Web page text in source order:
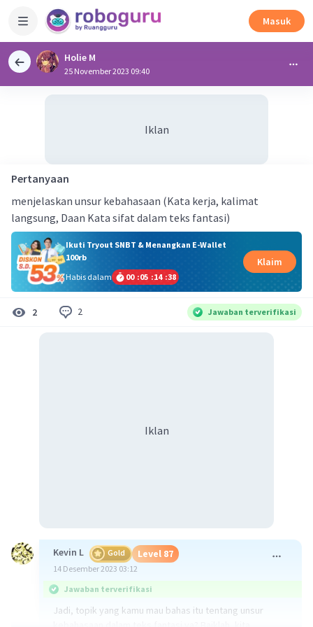
Masuk
Holie M
25 November 2023 09:40
Iklan
Pertanyaan
menjelaskan unsur kebahasaan (Kata kerja, kalimat
langsung, Daan Kata sifat dalam teks fantasi)
Ikuti Tryout SNBT & Menangkan E-Wallet
100rb
Habis dalam
00 :05 :14 :38
Klaim
2 2 Jawaban terverifikasi
Iklan
Kevin L Gold Level 87
14 Desember 2023 03:12
Jawaban terverifikasi
Jadi, topik yang kamu mau bahas itu tentang unsur